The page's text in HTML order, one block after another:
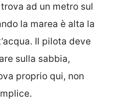
trova ad un metro sul
la marea è alta la
Il pilota deve
sulla sabbia,
proprio qui, non